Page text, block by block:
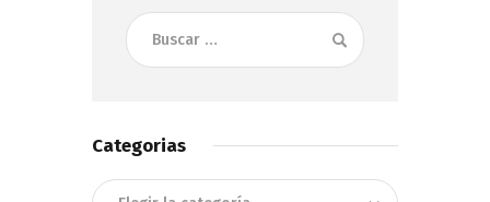
Buscar:
Categorias
Categorias